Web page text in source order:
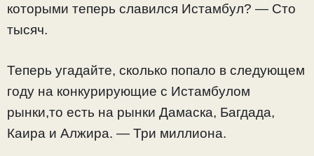
которыми теперь славился Истамбул? — Сто
тысяч.
Теперь угадайте, сколько попало в следующем
году на конкурирующие с Истамбулом
рынки,то есть на рынки Дамаска, Багдада,
Каира и Алжира. — Три миллиона.